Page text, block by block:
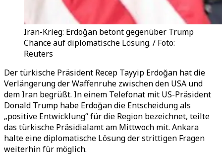
Iran-Krieg: Erdoğan betont gegenüber Trump
Chance auf diplomatische Lösung. / Foto:
Reuters
Der türkische Präsident Recep Tayyip Erdoğan hat die
Verlängerung der Waffenruhe zwischen den USA und
dem Iran begrüßt. In einem Telefonat mit US-Präsident
Donald Trump habe Erdoğan die Entscheidung als
„positive Entwicklung“ für die Region bezeichnet, teilte
das türkische Präsidialamt am Mittwoch mit. Ankara
halte eine diplomatische Lösung der strittigen Fragen
weiterhin für möglich.